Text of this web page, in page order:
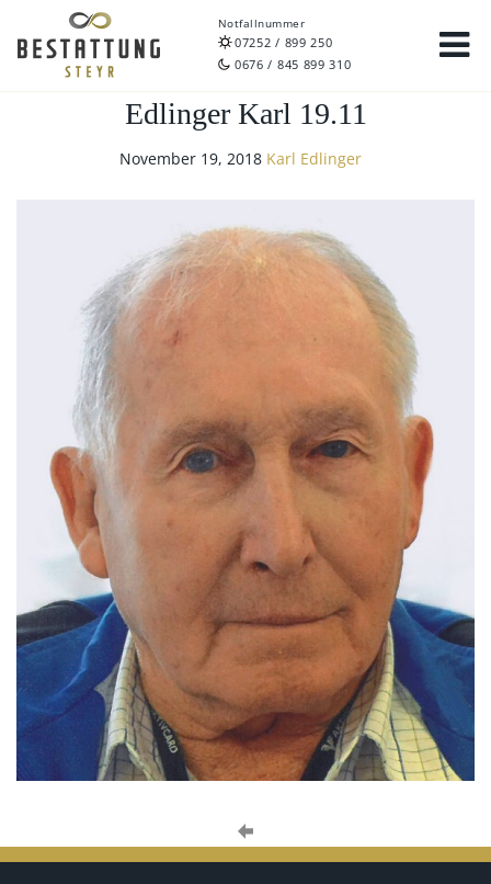
Notfallnummer
07252 / 899 250
0676 / 845 899 310
Edlinger Karl 19.11
November 19, 2018 Karl Edlinger